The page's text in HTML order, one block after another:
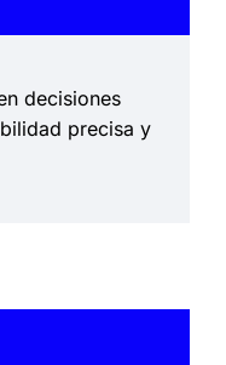
decisiones
precisa y